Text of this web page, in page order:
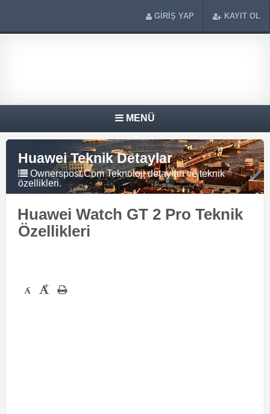
GİRİŞ YAP KAYIT OL
MENÜ
Huawei Teknik Detaylar
Ownerspost.Com Teknoloji detayları ve teknik
özellikleri.
Huawei Watch GT 2 Pro Teknik
Özellikleri
- +